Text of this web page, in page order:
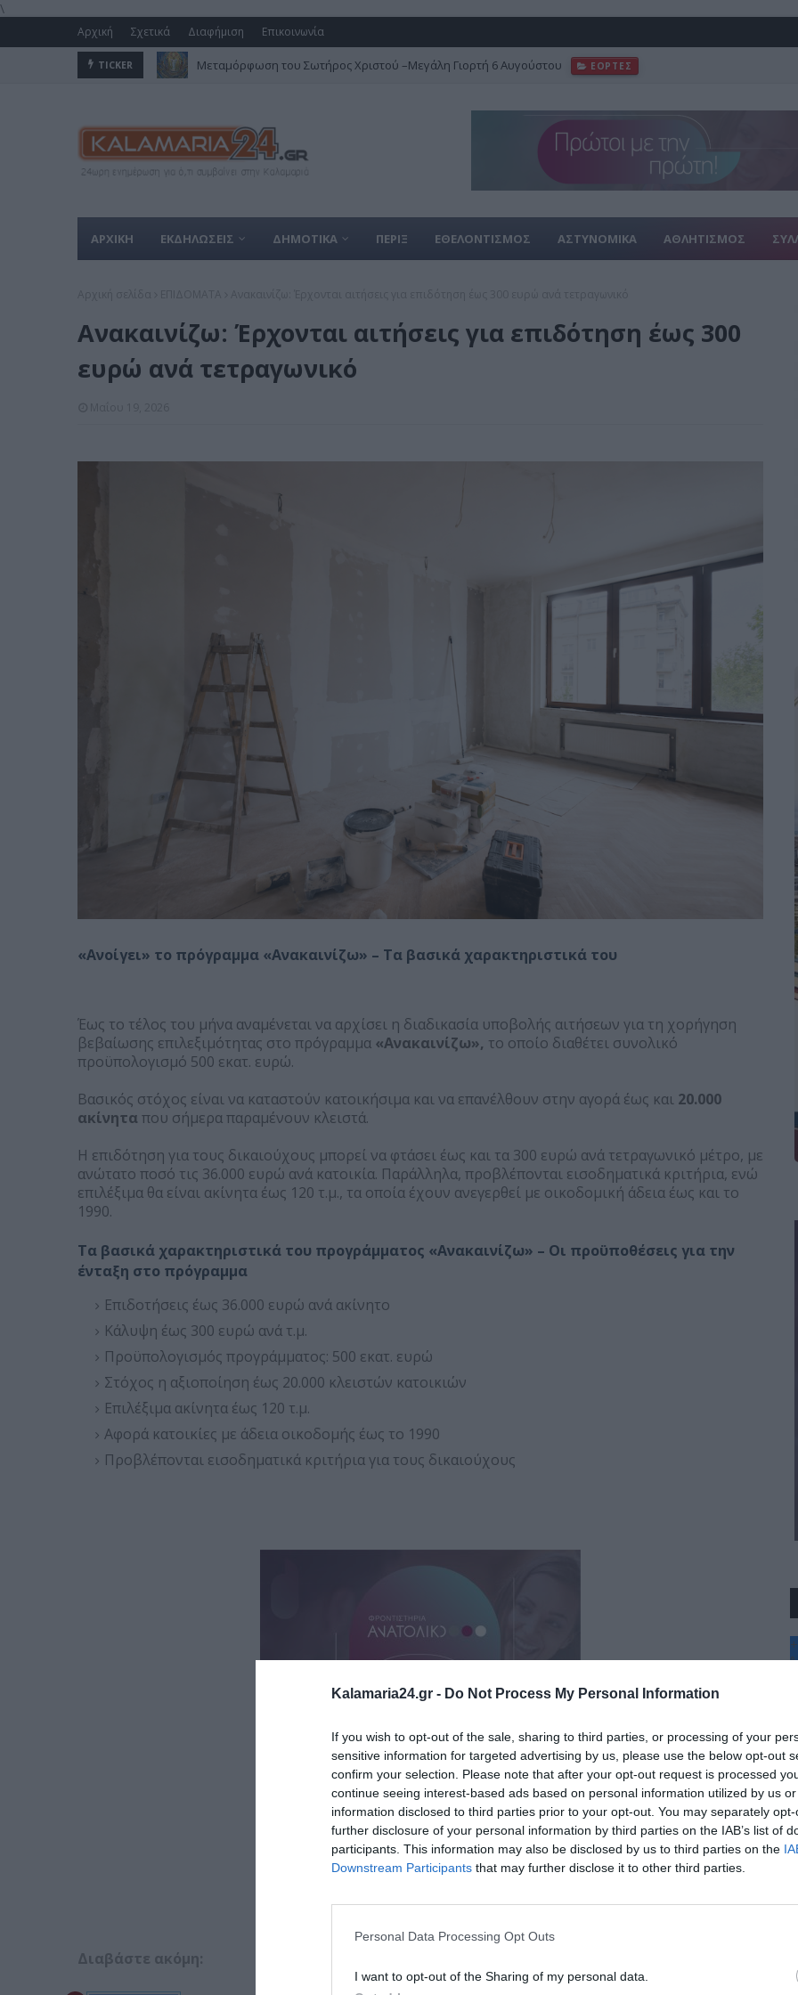
Kalamaria24.gr - Do Not Process My Personal Information
If you wish to opt-out of the sale, sharing to third parties, or processing of your
sensitive information for targeted advertising by us, please use the below opt-out
confirm your selection. Please note that after your opt-out request is processed
continue seeing interest-based ads based on personal information utilized by us
information disclosed to third parties prior to your opt-out. You may separately
further disclosure of your personal information by third parties on the IAB’s list of
participants. This information may also be disclosed by us to third parties on the
Downstream Participants that may further disclose it to other third parties.
Personal Data Processing Opt Outs
I want to opt-out of the Sharing of my personal data.
\
Αρχική Σχετικά Διαφήμιση Επικοινωνία
TICKER
Μεταμόρφωση του Σωτήρος Χριστού –Μεγάλη Γιορτή 6 Αυγούστου
Στον Δήμο Καλαμαριάς το πολύτιμο φωτογραφικό αρχείο του Γιάννη Κυριακίδη
ΑΡΧΙΚΗ ΕΚΔΗΛΩΣΕΙΣ ΔΗΜΟΤΙΚΑ ΠΕΡΙΞ ΕΘΕΛΟΝΤΙΣΜΟΣ ΑΣΤΥΝΟΜΙΚΑ ΑΘΛΗΤΙΣΜΟΣ
Ανακαινίζω: Έρχονται αιτήσεις για επιδότηση έως 300
ευρώ ανά τετραγωνικό
«Ανοίγει» το πρόγραμμα «Ανακαινίζω» – Τα βασικά χαρακτηριστικά του
Έως το τέλος του μήνα αναμένεται να αρχίσει η διαδικασία υποβολής αιτήσεων για τη χορήγηση
βεβαίωσης επιλεξιμότητας στο πρόγραμμα «Ανακαινίζω», το οποίο διαθέτει συνολικό
προϋπολογισμό 500 εκατ. ευρώ.
Βασικός στόχος είναι να καταστούν κατοικήσιμα και να επανέλθουν στην αγορά έως και 20.000
ακίνητα που σήμερα παραμένουν κλειστά.
Η επιδότηση για τους δικαιούχους μπορεί να φτάσει έως και τα 300 ευρώ ανά τετραγωνικό μέτρο, με
ανώτατο ποσό τις 36.000 ευρώ ανά κατοικία. Παράλληλα, προβλέπονται εισοδηματικά κριτήρια, ενώ
επιλέξιμα θα είναι ακίνητα έως 120 τ.μ., τα οποία έχουν ανεγερθεί με οικοδομική άδεια έως και το
1990.
Τα βασικά χαρακτηριστικά του προγράμματος «Ανακαινίζω» – Οι προϋποθέσεις για την
ένταξη στο πρόγραμμα
Επιδοτήσεις έως 36.000 ευρώ ανά ακίνητο
Κάλυψη έως 300 ευρώ ανά τ.μ.
Προϋπολογισμός προγράμματος: 500 εκατ. ευρώ
Στόχος η αξιοποίηση έως 20.000 κλειστών κατοικιών
Επιλέξιμα ακίνητα έως 120 τ.μ.
Αφορά κατοικίες με άδεια οικοδομής έως το 1990
Προβλέπονται εισοδηματικά κριτήρια για τους δικαιούχους
Διαβάστε ακόμη:
+
°